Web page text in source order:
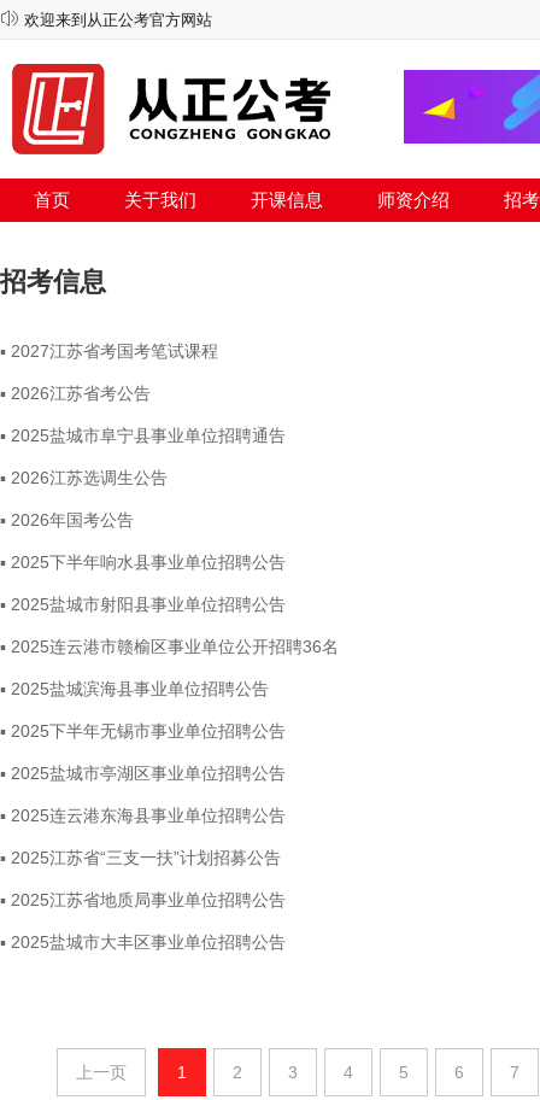
欢迎来到从正公考官方网站
首页 关于我们 开课信息 师资介绍 招
招考信息
▪ 2027江苏省考国考笔试课程
▪ 2026江苏省考公告
▪ 2025盐城市阜宁县事业单位招聘通告
▪ 2026江苏选调生公告
▪ 2026年国考公告
▪ 2025下半年响水县事业单位招聘公告
▪ 2025盐城市射阳县事业单位招聘公告
▪ 2025连云港市赣榆区事业单位公开招聘36名
▪ 2025盐城滨海县事业单位招聘公告
▪ 2025下半年无锡市事业单位招聘公告
▪ 2025盐城市亭湖区事业单位招聘公告
▪ 2025连云港东海县事业单位招聘公告
▪ 2025江苏省“三支一扶”计划招募公告
▪ 2025江苏省地质局事业单位招聘公告
▪ 2025盐城市大丰区事业单位招聘公告
上一页 1 2 3 4 5 6 7